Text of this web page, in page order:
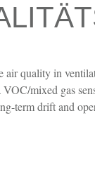
air quality in
VOC/mixed gas
term drift and